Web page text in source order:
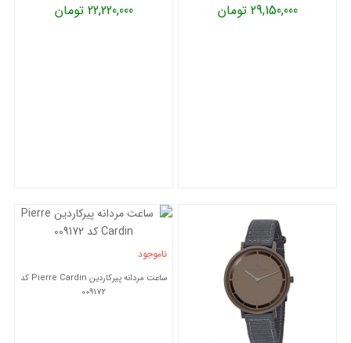
29,150,000 تومان 22,220,000 تومان
ناموجود
ساعت مردانه پیرکاردین Pierre Cardin کد
009172